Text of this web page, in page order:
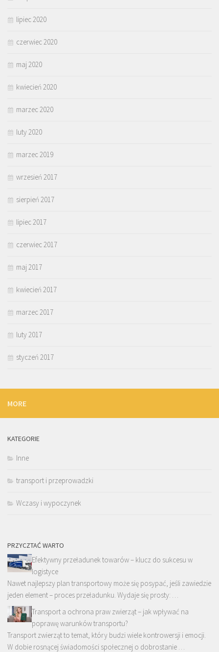
lipiec 2020
czerwiec 2020
maj 2020
kwiecień 2020
marzec 2020
luty 2020
marzec 2019
wrzesień 2017
sierpień 2017
lipiec 2017
czerwiec 2017
maj 2017
kwiecień 2017
marzec 2017
luty 2017
styczeń 2017
MORE
KATEGORIE
Inne
transport i przeprowadzki
Wczasy i wypoczynek
PRZYCZTAĆ WARTO
Efektywny przeładunek towarów – klucz do sukcesu w
logistyce
Nawet najlepszy plan transportowy może się posypać, jeśli zawiedzie
jeden element – proces przeładunku. Wydaje się prosty: …
Transport a ochrona praw zwierząt – jak wpływać na
poprawę warunków transportu?
Transport zwierząt to temat, który budzi wiele kontrowersji i emocji.
W dobie rosnącej świadomości społecznej o dobrostanie …